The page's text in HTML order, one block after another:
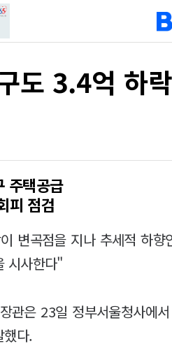
도 3.4억 하
주택공급
피 점검
변곡점을 지나 추세적 하향
시사한다"
관은 23일 정부서울청사에
다.